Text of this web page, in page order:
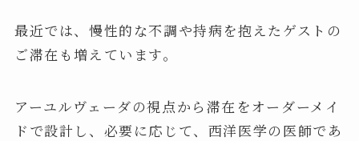
最近では、慢性的な不調や持病を抱えたゲストの
ご滞在も増えています。
アーユルヴェーダの視点から滞在をオーダーメイ
ドで設計し、必要に応じて、西洋医学の医師であ